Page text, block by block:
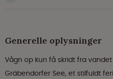
Generelle oplysninger
Vågn op kun få skridt fra
Gräbendorfer See, et stilfuldt